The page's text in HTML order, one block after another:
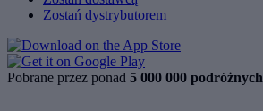
Zostań dystrybutorem
Pobrane przez ponad 5 000 000 podróżnych